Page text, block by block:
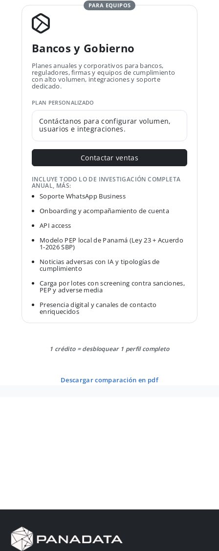
PARA EQUIPOS
Bancos y Gobierno
Planes anuales y corporativos para bancos,
reguladores, firmas y equipos de cumplimiento
con alto volumen, integraciones y soporte
dedicado.
PLAN PERSONALIZADO
Contáctanos para configurar volumen,
usuarios e integraciones.
Contactar ventas
INCLUYE TODO LO DE INVESTIGACIÓN COMPLETA
ANUAL, MÁS:
Soporte WhatsApp Business
Onboarding y acompañamiento de cuenta
API access
Modelo PEP local de Panamá (Ley 23 + Acuerdo
1-2026 SBP)
Noticias adversas con IA y tipologías de
cumplimiento
Carga por lotes con screening contra sanciones,
PEP y adverse media
Presencia digital y canales de contacto
enriquecidos
1 crédito = desbloquear 1 perfil completo
descargar comparación en pdf